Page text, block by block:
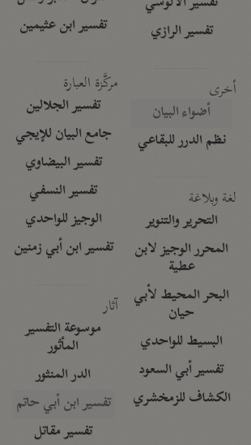
تفسير الرازي
أخرى
أضواء البيان
نظم الدرر للبقاعي
لغة وبلاغة
التحرير والتنوير
المحرر الوجيز لابن
عطية
البحر المحيط لأبي
حيان
البسيط للواحدي
تفسير أبي السعود
الكشاف للزمخشري
تفسير ابن عثيمين
مركَّزة العبارة
تفسير الجلالين
جامع البيان للإيجي
تفسير البيضاوي
تفسير النسفي
الوجيز للواحدي
تفسير ابن أبي زمنين
آثار
موسوعة التفسير
المأثور
الدر المنثور
تفسير ابن أبي حاتم
تفسير مقاتل